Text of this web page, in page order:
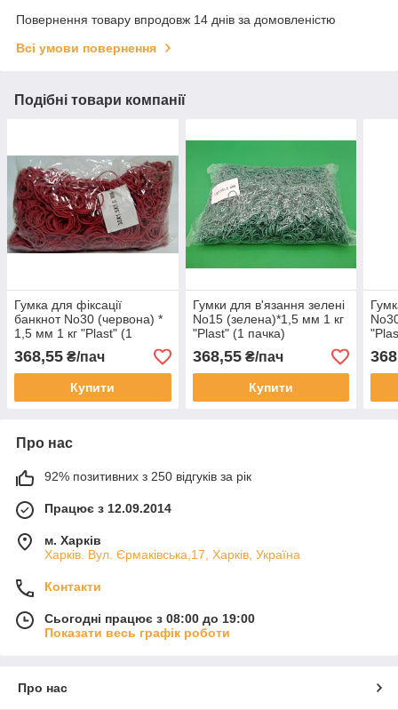
Повернення товару впродовж 14 днів за домовленістю
Всі умови повернення
Подібні товари компанії
Гумка для фіксації
банкнот No30 (червона) *
1,5 мм 1 кг "Plast" (1
пачка)
368,55 ₴/пач
Купити
Гумки для в'язання зелені
No15 (зелена)*1,5 мм 1 кг
"Plast" (1 пачка)
368,55₴/пач
Купити
Про нас
92% позитивних з 250 відгуків за рік
Працює з 12.09.2014
м. Харків
Харків. Вул. Єрмаківська,17, Харків, Україна
Контакти
Сьогодні працює з 08:00 до 19:00
Показати весь графік роботи
Про нас